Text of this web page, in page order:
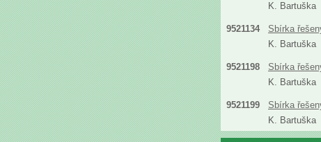
K. Bartuška
9521134
Sbírka
K. Bartuška
9521198
Sbírka
K. Bartuška
9521199
Sbírka
K. Bartuška